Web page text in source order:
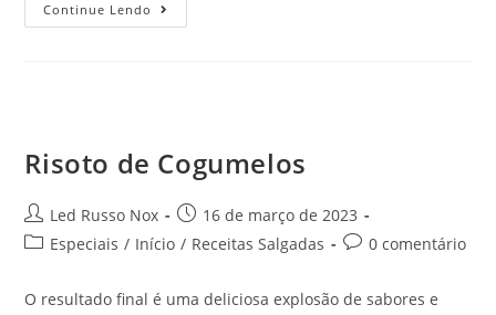
Continue Lendo
Risoto de Cogumelos
Led Russo Nox
16 de março de 2023
Especiais / Início / Receitas Salgadas 0 comentário
O resultado final é uma deliciosa explosão de sabores e